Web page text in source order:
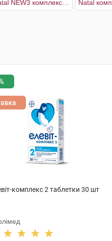
комплекс 2 таблетки 30 шт